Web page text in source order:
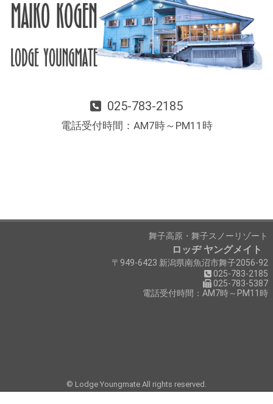
025-783-2185
電話受付時間：AM7時～PM11時
舞子高原・舞子スノーリゾート
ロッヂ ヤングメイト
〒949-6423 新潟県南魚沼市舞子2056-92
025-783-2185
025-783-5387
電話受付時間：AM7時～PM11時
© Lodge Youngmate All rights reserved.